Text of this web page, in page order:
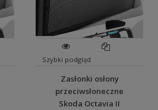
Szybki podgląd
Zasłonki osłony
przeciwsłoneczne
Skoda Octavia II